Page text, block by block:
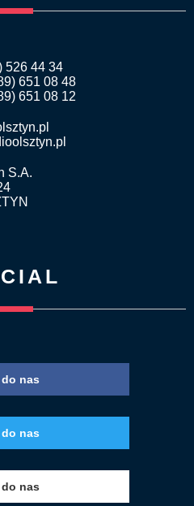
526 44 34
651 08 48
651 08 12
S.A.
do nas
do nas
do nas